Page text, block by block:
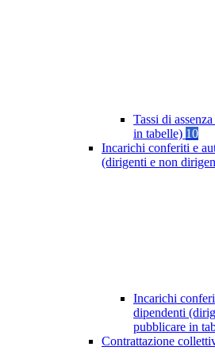
Tassi di
in tabelle) 10
Incarichi conferiti e
(dirigenti e non
Incarichi
dipendenti
pubblicare in
Contrattazione